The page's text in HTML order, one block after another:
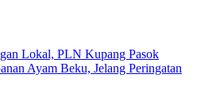
Lokal, PLN Kupang Pasok
Ayam Beku, Jelang Peringatan